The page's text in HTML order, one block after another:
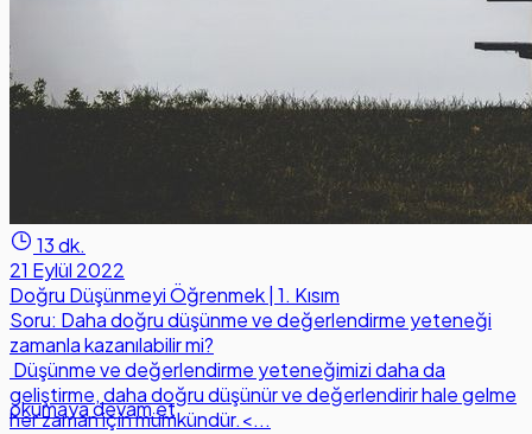
13 dk.
21 Eylül 2022
Doğru Düşünmeyi Öğrenmek | 1. Kısım
Soru: Daha doğru düşünme ve değerlendirme yeteneği
zamanla kazanılabilir mi?
Düşünme ve değerlendirme yeteneğimizi daha da
geliştirme, daha doğru düşünür ve değerlendirir hale gelme
her zaman için mümkündür.<...
okumaya devam et